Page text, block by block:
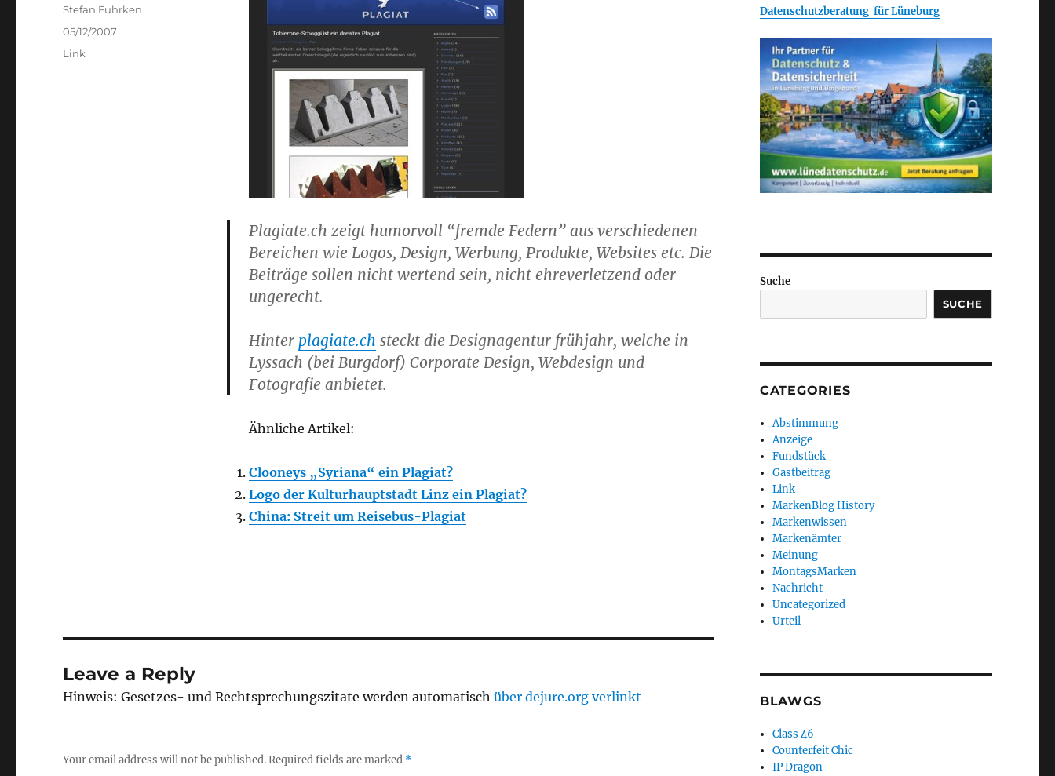
Plagiate.ch zeigt humorvoll “fremde Federn” aus verschiedenen
Bereichen wie Logos, Design, Werbung, Produkte, Websites etc. Die
Beiträge sollen nicht wertend sein, nicht ehreverletzend oder
ungerecht.
Hinter plagiate.ch steckt die Designagentur frühjahr, welche in
Lyssach (bei Burgdorf) Corporate Design, Webdesign und
Fotografie anbietet.
Ähnliche Artikel:
Clooneys „Syriana“ ein Plagiat?
Logo der Kulturhauptstadt Linz ein Plagiat?
China: Streit um Reisebus-Plagiat
Author
Stefan Fuhrken
Posted
on
05/12/2007
Categories
Link
Leave a Reply
Hinweis: Gesetzes- und Rechtsprechungszitate werden automatischüber dejure.org verlinkt
Your email address will not be published.Required fields are marked *
Datenschutzberatung für Lüneburg
Suche
SUCHE
CATEGORIES
Abstimmung
Anzeige
Fundstück
Gastbeitrag
Link
MarkenBlog History
Markenwissen
Markenämter
Meinung
MontagsMarken
Nachricht
Uncategorized
Urteil
BLAWGS
Class 46
Counterfeit Chic
IP Dragon